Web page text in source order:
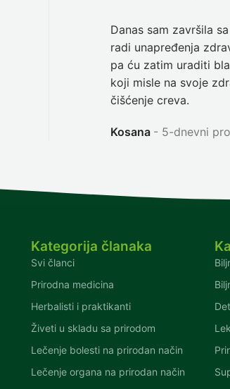
Danas sam završila
radi unapređenja
pa ću zatim uraditi
koji misle na svoje
čišćenje creva.
Kosana 5-dnevni
Kategorija članaka
Svi članci
Prirodna medicina
Herbalisti i praktikanti
Živeti u skladu sa prirodom
Lečenje bolesti na prirodan način
Lečenje organa na prirodan način